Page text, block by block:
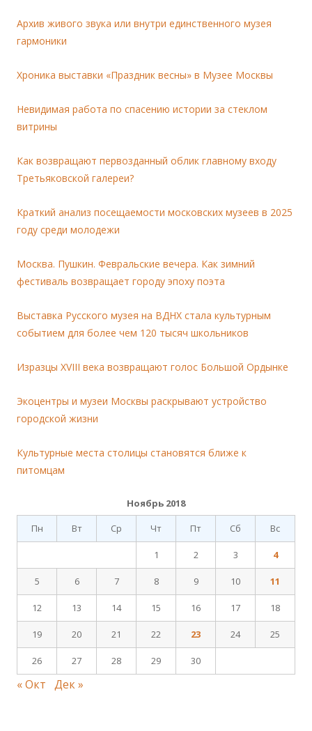
Архив живого звука или внутри единственного музея
гармоники
Хроника выставки «Праздник весны» в Музее Москвы
Невидимая работа по спасению истории за стеклом
витрины
Как возвращают первозданный облик главному входу
Третьяковской галереи?
Краткий анализ посещаемости московских музеев в 2025
году среди молодежи
Москва. Пушкин. Февральские вечера. Как зимний
фестиваль возвращает городу эпоху поэта
Выставка Русского музея на ВДНХ стала культурным
событием для более чем 120 тысяч школьников
Изразцы XVIII века возвращают голос Большой Ордынке
Экоцентры и музеи Москвы раскрывают устройство
городской жизни
Культурные места столицы становятся ближе к
питомцам
Ноябрь 2018
Пн
Вт Ср Чт Пт Сб Вс
1 2 3 4
5 6 7 8 9 10 11
12 13 14 15 16 17 18
19 20 21 22 23 24 25
26 27 28 29 30
« Окт Дек »